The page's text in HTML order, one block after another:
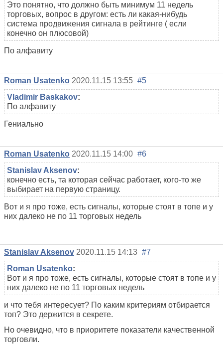
Это понятно, что должно быть минимум 11 недель
торговых, вопрос в другом: есть ли какая-нибудь
система продвижения сигнала в рейтинге ( если
конечно он плюсовой)
По алфавиту
Roman Usatenko 2020.11.15 13:55 #5
Vladimir Baskakov:
По алфавиту
Гениально
Roman Usatenko 2020.11.15 14:00 #6
Stanislav Aksenov:
конечно есть, та которая сейчас работает, кого-то же
выбирает на первую страницу.
Вот и я про тоже, есть сигналы, которые стоят в топе и у
них далеко не по 11 торговых недель
Stanislav Aksenov 2020.11.15 14:13 #7
Roman Usatenko:
Вот и я про тоже, есть сигналы, которые стоят в топе и у
них далеко не по 11 торговых недель
и что тебя интересует? По каким критериям отбирается
топ? Это держится в секрете.
Но очевидно, что в приоритете показатели качественной
торговли.